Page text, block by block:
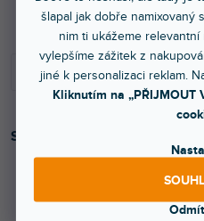
šlapal jak dobře namixovaný
nim ti ukážeme
vylepšíme zážitek z
jiné k personalizaci reklam.
Kliknutím na „PŘIJMOUT
Stroboskopický nastavovací